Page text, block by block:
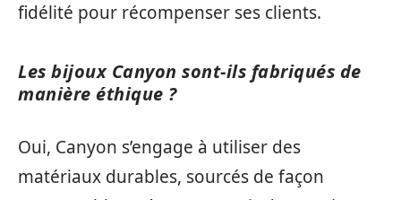
fidélité pour récompenser ses clients.
Les bijoux Canyon sont-ils fabriqués de
manière éthique ?
Oui, Canyon s’engage à utiliser des
matériaux durables, sourcés de façon